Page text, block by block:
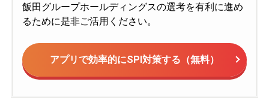
飯田グループホールディングスの選考を有利に進め
るために是非ご活用ください。
アプリで効率的にSPI対策する（無料）